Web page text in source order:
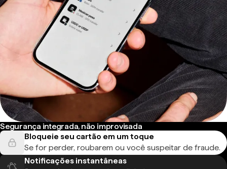
Segurança integrada, não improvisada
Bloqueie seu cartão em um toque
Se for perder, roubarem ou você suspeitar de fraude.
Notificações instantâneas